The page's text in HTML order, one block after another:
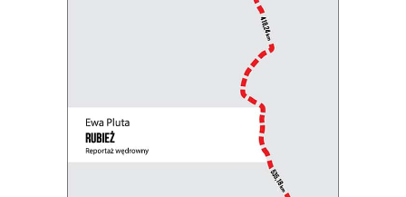
RUBIEŻ. REPORTAŻ
WĘDROWNY
Perspektywa pieszej reporterki łączy się
z uniwersalną refleksją nad granicami,
murami i zasiekami, które dzielą ludzi.
zł